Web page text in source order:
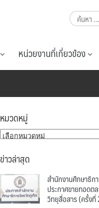
ค้นหา
สำหรับ:
หน่วยงานที่เกี่ยวข้อง
หมวดหมู่
หมวด
ข่าวล่าสุด
สำนักงานศึกษาธิก
ประกาศขายทอด
วิทยุสื่อสาร (ครั้งที่